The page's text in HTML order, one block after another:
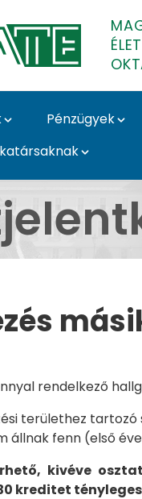
Pénzügyek
MATE
rendelkező
területhez
állnak fenn (első
kivéve
kreditet